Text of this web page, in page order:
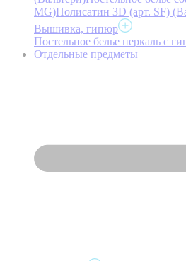
MG)Полисатин 3D (арт. SF)
Вышивка, гипюр
Постельное белье перкаль с
Отдельные предметы